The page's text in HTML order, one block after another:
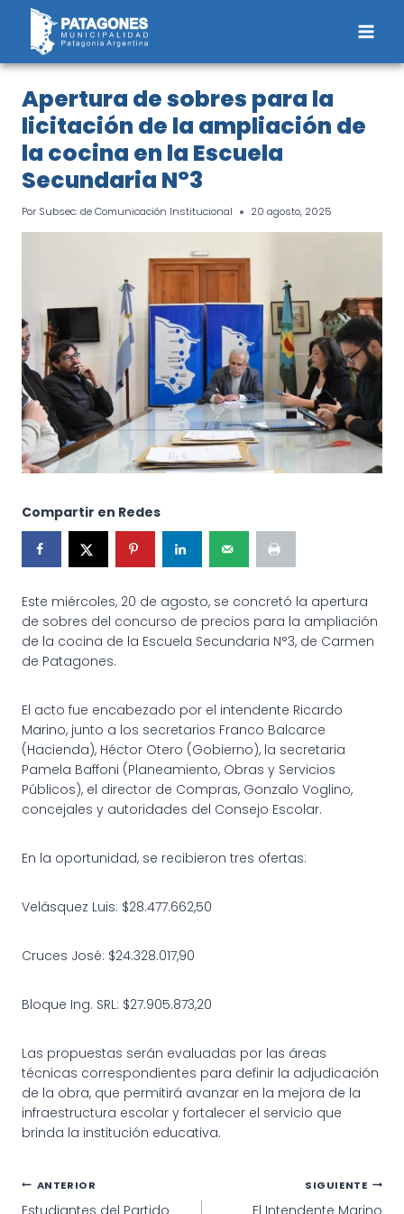
Saltar
contenido
Apertura de sobres para la
licitación de la ampliación de
la cocina en la Escuela
Secundaria N°3
Por Subsec. de Comunicación Institucional 20 agosto, 2025
Compartir en Redes
Este miércoles, 20 de agosto, se concretó la apertura
de sobres del concurso de precios para la ampliación
de la cocina de la Escuela Secundaria N°3, de Carmen
de Patagones.
El acto fue encabezado por el intendente Ricardo
Marino, junto a los secretarios Franco Balcarce
(Hacienda), Héctor Otero (Gobierno), la secretaria
Pamela Baffoni (Planeamiento, Obras y Servicios
Públicos), el director de Compras, Gonzalo Voglino,
concejales y autoridades del Consejo Escolar.
En la oportunidad, se recibieron tres ofertas:
Velásquez Luis: $28.477.662,50
Cruces José: $24.328.017,90
Bloque Ing. SRL: $27.905.873,20
Las propuestas serán evaluadas por las áreas
técnicas correspondientes para definir la adjudicación
de la obra, que permitirá avanzar en la mejora de la
infraestructura escolar y fortalecer el servicio que
brinda la institución educativa.
Navegación
ANTERIOR
Estudiantes del Partido
SIGUIENTE
El Intendente Marino